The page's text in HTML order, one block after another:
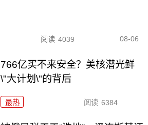
阅读 4039 08-06
766亿买不来安全？美核潜光鲜
\"大计划\"的背后
最热 阅读 6384